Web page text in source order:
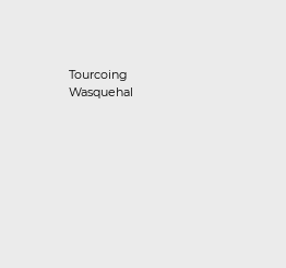
Tourcoing
Wasquehal